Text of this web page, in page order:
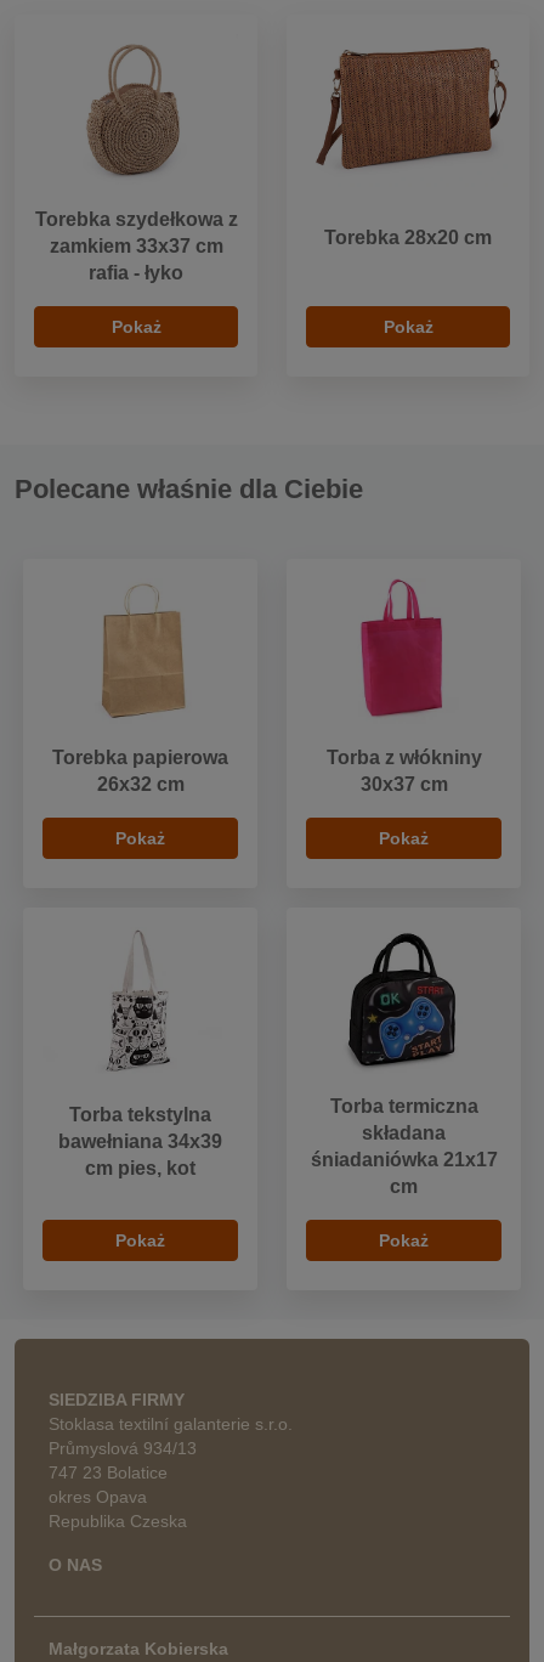
Torebka szydełkowa z
zamkiem 33x37 cm
rafia - łyko
Pokaż
Torebka 28x20 cm
Pokaż
Polecane właśnie dla Ciebie
Torebka papierowa
26x32 cm
Pokaż
Torba z włókniny
30x37 cm
Pokaż
Torba tekstylna
bawełniana 34x39
cm pies, kot
Pokaż
Torba termiczna
składana
śniadaniówka 21x17
cm
Pokaż
SIEDZIBA FIRMY
Stoklasa textilní galanterie s.r.o.
Průmyslová 934/13
747 23 Bolatice
okres Opava
Republika Czeska
O NAS
Małgorzata Kobierska